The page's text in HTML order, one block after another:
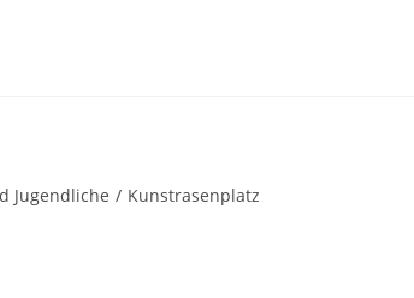
Jugendliche / Kunstrasenplatz